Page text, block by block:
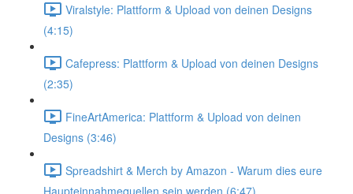
Viralstyle: Plattform & Upload von deinen Designs
(4:15)
Cafepress: Plattform & Upload von deinen Designs
(2:35)
FineArtAmerica: Plattform & Upload von deinen
Designs (3:46)
Spreadshirt & Merch by Amazon - Warum dies eure
Haupteinnahmequellen sein werden (6:47)